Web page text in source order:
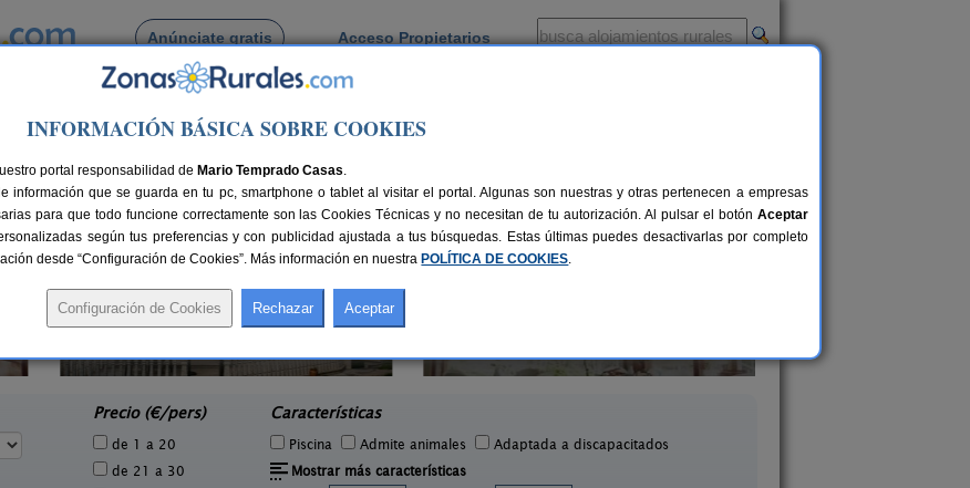
Anúnciate gratis Acceso Propietarios
Busca por pueblo
Mirador do Faro Touriñán
Precio (€/pers)
de 1 a 20
de 21 a 30
Características
Piscina Admite animales
Adaptada a discapacitados
Mostrar más características
INFORMACIÓN BÁSICA SOBRE COOKIES
portal responsabilidad de Mario Temprado Casas.
información que se guarda en tu pc, smartphone o tablet al visitar el portal. Algunas son nuestras y otras pertenecen a empresas
para que todo funcione correctamente son las Cookies Técnicas y no necesitan de tu autorización. Al pulsar el botón Aceptar
según tus preferencias y con publicidad ajustada a tus búsquedas. Estas últimas puedes desactivarlas por completo
desde “Configuración de Cookies”. Más información en nuestra POLÍTICA DE COOKIES.